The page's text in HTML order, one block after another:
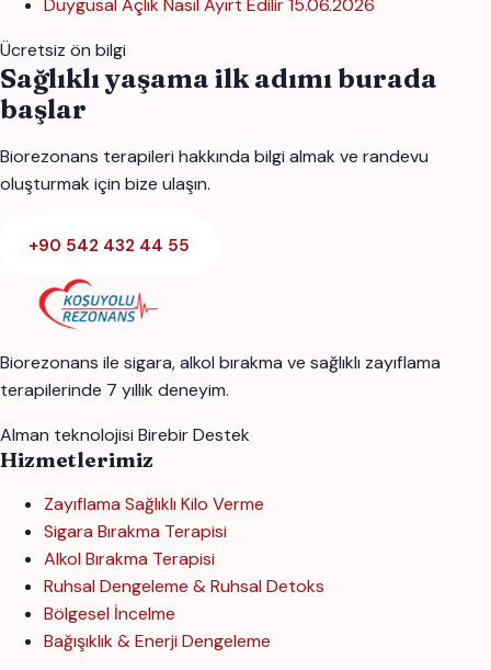
Duygusal Açlık Nasıl Ayırt Edilir15.06.2026
Ücretsiz ön bilgi
Sağlıklı yaşama ilk adımı burada
başlar
Biorezonans terapileri hakkında bilgi almak ve randevu
oluşturmak için bize ulaşın.
+90 542 432 44 55
Biorezonans ile sigara, alkol bırakma ve sağlıklı zayıflama
terapilerinde 7 yıllık deneyim.
Alman teknolojisi Birebir Destek
Hizmetlerimiz
Zayıflama Sağlıklı Kilo Verme
Sigara Bırakma Terapisi
Alkol Bırakma Terapisi
Ruhsal Dengeleme & Ruhsal Detoks
Bölgesel İncelme
Bağışıklık & Enerji Dengeleme